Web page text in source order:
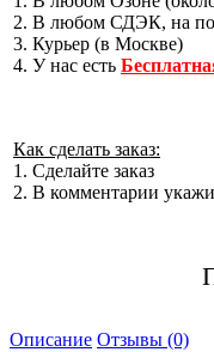
2. В любом СДЭК, на
3. Курьер (в Москве)
4. У нас есть
Как сделать заказ:
1. Сделайте заказ
2. В комментарии
Описание Отзывы (0)